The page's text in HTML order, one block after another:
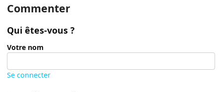
Commenter
Qui êtes-vous ?
Votre nom
Se connecter